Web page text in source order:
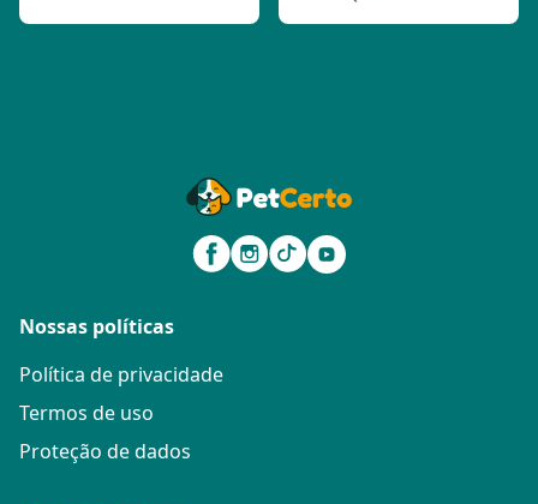
Nossas políticas
Política de privacidade
Termos de uso
Proteção de dados